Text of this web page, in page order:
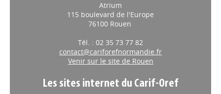
Atrium
115 boulevard de l'Europe
76100 Rouen
Tél. : 02 35 73 77 82
contact@cariforefnormandie.fr
Venir sur le site de Rouen
Les sites internet du Carif-Oref